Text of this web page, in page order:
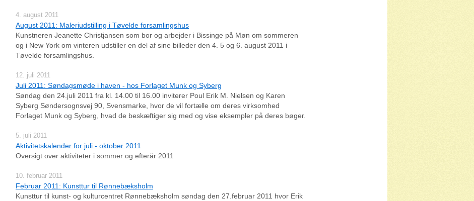
4. august 2011
August 2011: Maleriudstilling i Tøvelde forsamlingshus
Kunstneren Jeanette Christjansen som bor og arbejder i Bissinge på Møn om sommeren
og i New York om vinteren udstiller en del af sine billeder den 4. 5 og 6. august 2011 i
Tøvelde forsamlingshus.
12. juli 2011
Juli 2011: Søndagsmøde i haven - hos Forlaget Munk og Syberg
Søndag den 24.juli 2011 fra kl. 14.00 til 16.00 inviterer Poul Erik M. Nielsen og Karen
Syberg Søndersognsvej 90, Svensmarke, hvor de vil fortælle om deres virksomhed
Forlaget Munk og Syberg, hvad de beskæftiger sig med og vise eksempler på deres bøger.
5. juli 2011
Aktivitetskalender for juli - oktober 2011
Oversigt over aktiviteter i sommer og efterår 2011
10. februar 2011
Februar 2011: Kunsttur til Rønnebæksholm
Kunsttur til kunst- og kulturcentret Rønnebæksholm søndag den 27.februar 2011 hvor Erik